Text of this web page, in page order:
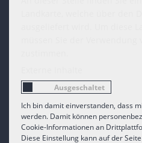
Ich bin damit einverstanden, dass
werden. Damit können
Cookie-Informationen an
Diese Einstellung kann auf der